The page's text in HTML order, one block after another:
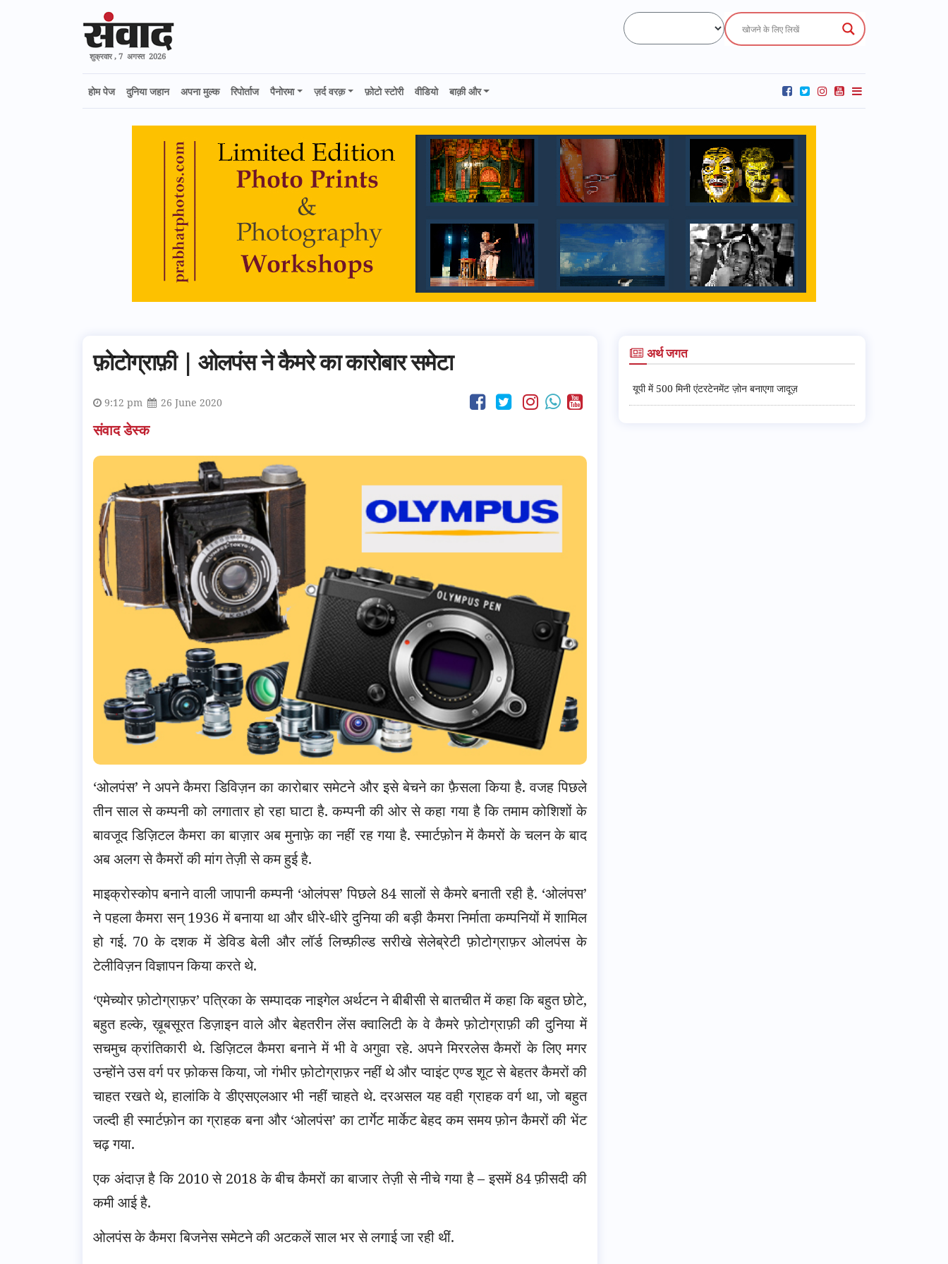
शुक्रवार , 7 अगस्त 2026
होम पेज दुनिया जहान अपना मुल्क रिपोर्ताज पैनोरमा ज़र्द वरक़ फ़ोटो स्टोरी वीडियो बाक़ी और
फ़ोटोग्राफ़ी | ओलपंस ने कैमरे का कारोबार समेटा
9:12 pm 26 June 2020
संवाद डेस्क
‘ओलपंस’ ने अपने कैमरा डिविज़न का कारोबार समेटने और इसे बेचने का फ़ैसला किया है. वजह पिछले
तीन साल से कम्पनी को लगातार हो रहा घाटा है. कम्पनी की ओर से कहा गया है कि तमाम कोशिशों के
बावजूद डिज़िटल कैमरा का बाज़ार अब मुनाफ़े का नहीं रह गया है. स्मार्टफ़ोन में कैमरों के चलन के बाद
अब अलग से कैमरों की मांग तेज़ी से कम हुई है.
माइक्रोस्कोप बनाने वाली जापानी कम्पनी ‘ओलंपस’ पिछले 84 सालों से कैमरे बनाती रही है. ‘ओलंपस’
ने पहला कैमरा सन् 1936 में बनाया था और धीरे-धीरे दुनिया की बड़ी कैमरा निर्माता कम्पनियों में शामिल
हो गई. 70 के दशक में डेविड बेली और लॉर्ड लिच्फ़ील्ड सरीखे सेलेब्रेटी फ़ोटोग्राफ़र ओलपंस के
टेलीविज़न विज्ञापन किया करते थे.
‘एमेच्योर फ़ोटोग्राफ़र’ पत्रिका के सम्पादक नाइगेल अर्थटन ने बीबीसी से बातचीत में कहा कि बहुत छोटे,
बहुत हल्के, ख़ूबसूरत डिज़ाइन वाले और बेहतरीन लेंस क्वालिटी के वे कैमरे फ़ोटोग्राफ़ी की दुनिया में
सचमुच क्रांतिकारी थे. डिज़िटल कैमरा बनाने में भी वे अगुवा रहे. अपने मिररलेस कैमरों के लिए मगर
उन्होंने उस वर्ग पर फ़ोकस किया, जो गंभीर फ़ोटोग्राफ़र नहीं थे और प्वाइंट एण्ड शूट से बेहतर कैमरों की
चाहत रखते थे, हालांकि वे डीएसएलआर भी नहीं चाहते थे. दरअसल यह वही ग्राहक वर्ग था, जो बहुत
जल्दी ही स्मार्टफ़ोन का ग्राहक बना और ‘ओलपंस’ का टार्गेट मार्केट बेहद कम समय फ़ोन कैमरों की भेंट
चढ़ गया.
एक अंदाज़ है कि 2010 से 2018 के बीच कैमरों का बाजार तेज़ी से नीचे गया है – इसमें 84 फ़ीसदी की
कमी आई है.
ओलपंस के कैमरा बिजनेस समेटने की अटकलें साल भर से लगाई जा रही थीं.
अर्थ जगत
यूपी में 500 मिनी एंटरटेनमेंट ज़ोन बनाएगा जादूज़